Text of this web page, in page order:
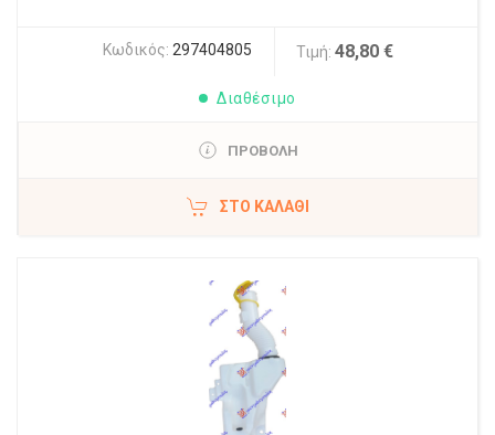
Κωδικός: 297404805 Τιμή: 48,80 €
Διαθέσιμο
ΠΡΟΒΟΛΗ
ΣΤΟ ΚΑΛΆΘΙ